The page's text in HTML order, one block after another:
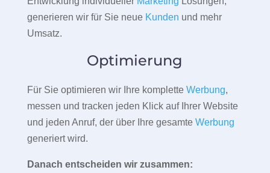
generieren wir für Sie neue Kunden und mehr
Umsatz.
Optimierung
Für Sie optimieren wir Ihre komplette Werbung,
messen und tracken jeden Klick auf Ihrer Website
und jeden Anruf, der über Ihre gesamte Werbung
generiert wird.
Danach entscheiden wir zusammen: